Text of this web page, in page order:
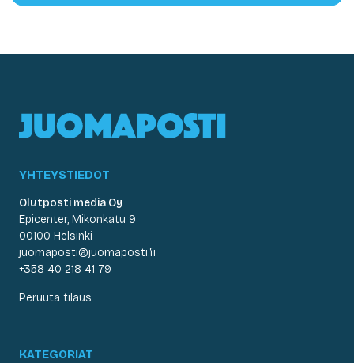
YHTEYSTIEDOT
Olutposti media Oy
Epicenter, Mikonkatu 9
00100 Helsinki
juomaposti@juomaposti.fi
+358 40 218 41 79
Peruuta tilaus
KATEGORIAT